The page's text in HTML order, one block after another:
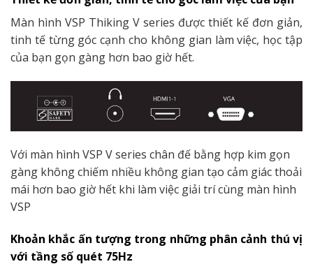
Màn hình VSP Thiking V series được thiết kế đơn giản,
tinh tế từng góc cạnh cho không gian làm việc, học tập
của bạn gọn gàng hơn bao giờ hết.
Với màn hình VSP V series chân đế bằng hợp kim gọn
gàng không chiếm nhiều không gian tạo cảm giác thoải
mái hơn bao giờ hết khi làm việc giải trí cùng màn hình
VSP
Khoản khắc ấn tượng trong những phân cảnh thú vị
với tầng số quét 75Hz